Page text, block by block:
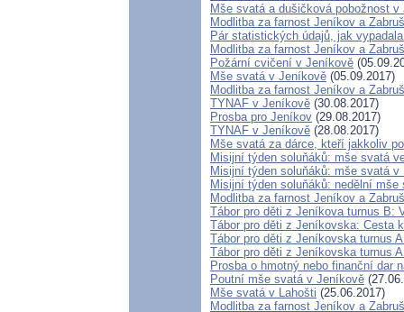
Mše svatá a dušičková pobožnost v
Modlitba za farnost Jeníkov a
Pár statistických údajů, jak
Modlitba za farnost Jeníkov a
Požární cvičení v Jeníkově
Mše svatá v Jeníkově (05.09.2017)
Modlitba za farnost Jeníkov a
TYNAF v Jeníkově (30.08.2017)
Prosba pro Jeníkov (29.08.2017)
TYNAF v Jeníkově (28.08.2017)
Mše svatá za dárce, kteří jakkoliv
Misijní týden soluňáků: mše svatá
Misijní týden soluňáků: mše svatá v
Misijní týden soluňáků: nedělní
Modlitba za farnost Jeníkov a
Tábor pro děti z Jeníkova turnus B:
Tábor pro děti z Jeníkovska: Cesta
Tábor pro děti z Jeníkovska turnus
Tábor pro děti z Jeníkovska turnus
Prosba o hmotný nebo finanční dar
Poutní mše svatá v Jeníkově
Mše svatá v Lahošti (25.06.2017)
Modlitba za farnost Jeníkov a